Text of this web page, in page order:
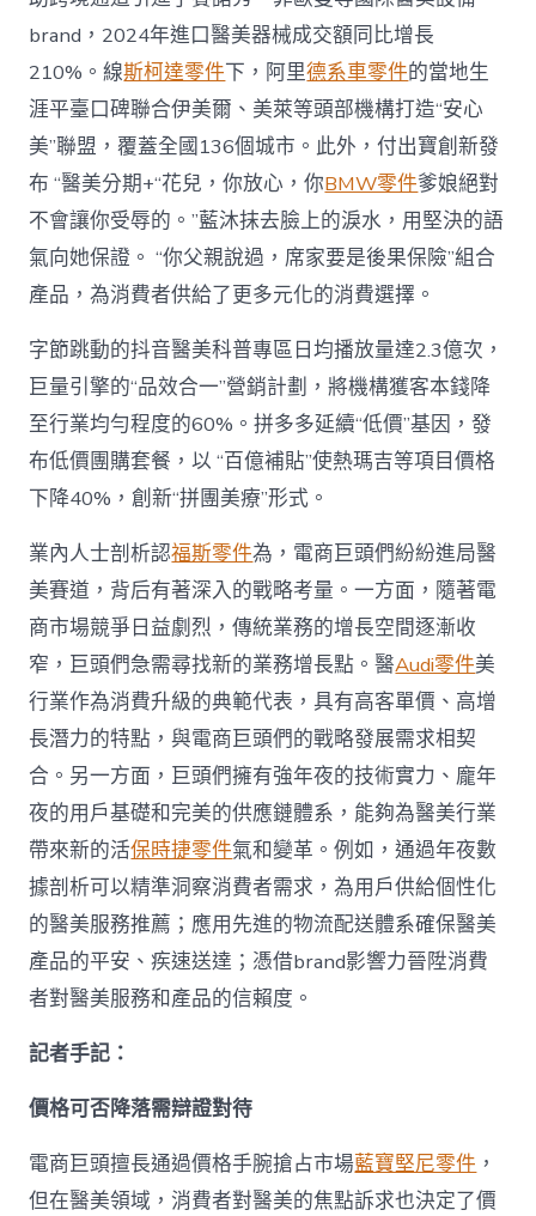
brand，2024年進口醫美器械成交額同比增長
210%。線斯柯達零件下，阿里德系車零件的當地生
涯平臺口碑聯合伊美爾、美萊等頭部機構打造“安心
美”聯盟，覆蓋全國136個城市。此外，付出寶創新發
布 “醫美分期+“花兒，你放心，你BMW零件爹娘絕對
不會讓你受辱的。”藍沐抹去臉上的淚水，用堅決的語
氣向她保證。 “你父親說過，席家要是後果保險”組合
產品，為消費者供給了更多元化的消費選擇。
字節跳動的抖音醫美科普專區日均播放量達2.3億次，
巨量引擎的“品效合一”營銷計劃，將機構獲客本錢降
至行業均勻程度的60%。拼多多延續“低價”基因，發
布低價團購套餐，以 “百億補貼”使熱瑪吉等項目價格
下降40%，創新“拼團美療”形式。
業內人士剖析認福斯零件為，電商巨頭們紛紛進局醫
美賽道，背后有著深入的戰略考量。一方面，隨著電
商市場競爭日益劇烈，傳統業務的增長空間逐漸收
窄，巨頭們急需尋找新的業務增長點。醫Audi零件美
行業作為消費升級的典範代表，具有高客單價、高增
長潛力的特點，與電商巨頭們的戰略發展需求相契
合。另一方面，巨頭們擁有強年夜的技術實力、龐年
夜的用戶基礎和完美的供應鏈體系，能夠為醫美行業
帶來新的活保時捷零件氣和變革。例如，通過年夜數
據剖析可以精準洞察消費者需求，為用戶供給個性化
的醫美服務推薦；應用先進的物流配送體系確保醫美
產品的平安、疾速送達；憑借brand影響力晉陞消費
者對醫美服務和產品的信賴度。
記者手記：
價格可否降落需辯證對待
電商巨頭擅長通過價格手腕搶占市場藍寶堅尼零件 ，
但在醫美領域，消費者對醫美的焦點訴求也決定了價